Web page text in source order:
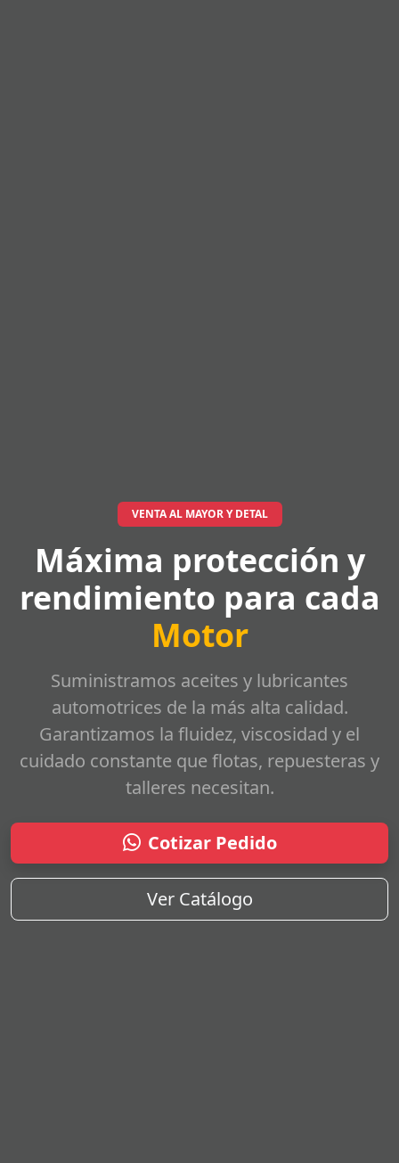
VENTA AL MAYOR Y DETAL
Máxima protección y
rendimiento para cada
Motor
Suministramos aceites y lubricantes
automotrices de la más alta calidad.
Garantizamos la fluidez, viscosidad y el
cuidado constante que flotas, repuesteras y
talleres necesitan.
Cotizar Pedido
Ver Catálogo